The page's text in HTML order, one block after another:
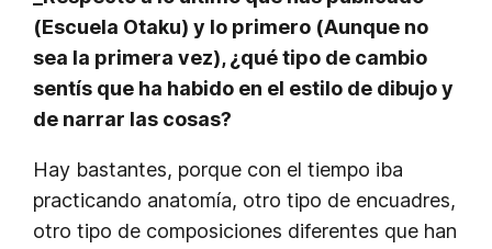
(Escuela Otaku) y lo primero (Aunque no
sea la primera vez), ¿qué tipo de cambio
sentís que ha habido en el estilo de dibujo y
de narrar las cosas?
Hay bastantes, porque con el tiempo iba
practicando anatomía, otro tipo de encuadres,
otro tipo de composiciones diferentes que han